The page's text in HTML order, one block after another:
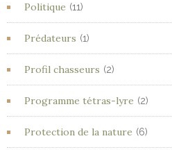
Politique (11)
Prédateurs (1)
Profil chasseurs (2)
Programme tétras-lyre (2)
Protection de la nature (6)